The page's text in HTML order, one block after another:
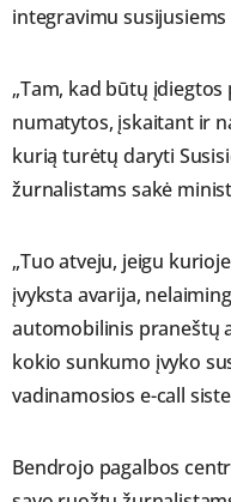
integravimu
„Tam, kad būtų
numatytos, įskaitant ir
kurią turėtų daryti
žurnalistams sakė
„Tuo atveju, jeigu
įvyksta avarija,
automobilinis praneštų
kokio sunkumo įvyko
vadinamosios e-call
Bendrojo pagalbos